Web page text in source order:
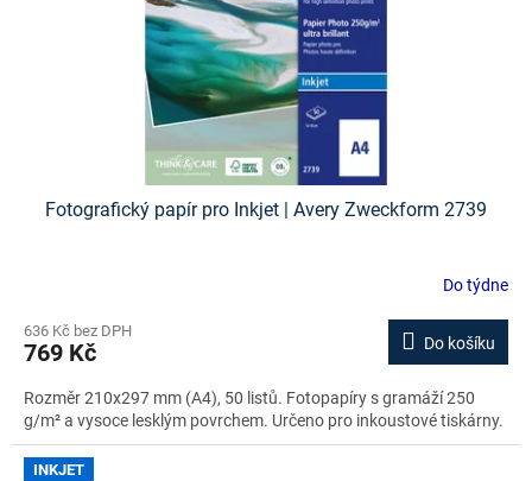
Fotografický papír pro Inkjet | Avery Zweckform 2739
Do týdne
636 Kč bez DPH
769 Kč Do košíku
Rozměr 210x297 mm (A4), 50 listů. Fotopapíry s gramáží 250
g/m² a vysoce lesklým povrchem. Určeno pro inkoustové tiskárny.
INKJET